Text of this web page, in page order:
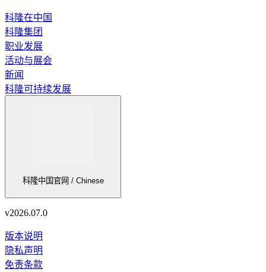
OPTITEMP TRA-S34
热电阻（RTD）温度组件用于现有的保护套管或机械
浏览产品的详情
描述
环境资质
科隆在中国
科隆集团
职业发展
活动与展会
新闻
科隆可持续发展
科隆中国官网 / Chinese
v2026.07.0
版本说明
隐私声明
免责条款